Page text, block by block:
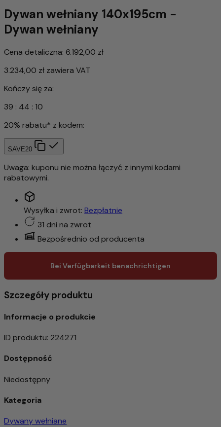
Dywan wełniany 140x195cm -
Dywan wełniany
Cena detaliczna: 6.192,00 zł
3.234,00 zł zawiera VAT
Kończy się za:
39 : 44 : 08
20% rabatu* z kodem:
SAVE20
Uwaga: kuponu nie można łączyć z innymi kodami
rabatowymi.
Wysyłka i zwrot: Bezpłatnie
31 dni na zwrot
Bezpośrednio od producenta
Bei Verfügbarkeit benachrichtigen
Szczegóły produktu
Informacje o produkcie
ID produktu: 224271
Dostępność
Niedostępny
Kategoria
Dywany wełniane